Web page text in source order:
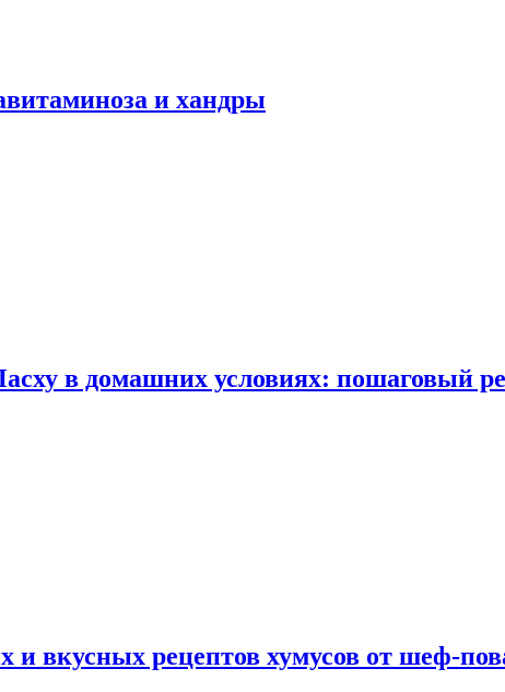
и хандры
в домашних условиях: пошаговый
и вкусных рецептов хумусов от шеф-